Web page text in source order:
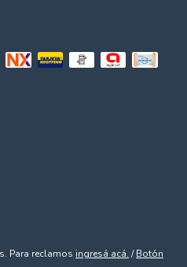
Para reclamos ingresá acá. / Botón